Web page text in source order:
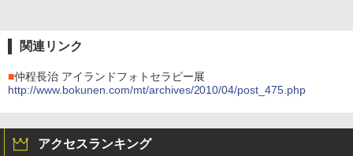
関連リンク
■仲程長治 アイランドフォトセラピー展
http://www.bokunen.com/mt/archives/2010/04/post_475.php
アクセスランキング